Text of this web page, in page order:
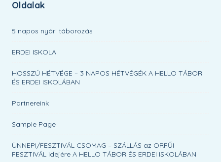
Oldalak
5 napos nyári táborozás
ERDEI ISKOLA
HOSSZÚ HÉTVÉGE – 3 NAPOS HÉTVÉGÉK A HELLO TÁBOR
ÉS ERDEI ISKOLÁBAN
Partnereink
Sample Page
ÜNNEPI/FESZTIVÁL CSOMAG – SZÁLLÁS az ORFŰI
FESZTIVÁL idejére A HELLO TÁBOR ÉS ERDEI ISKOLÁBAN